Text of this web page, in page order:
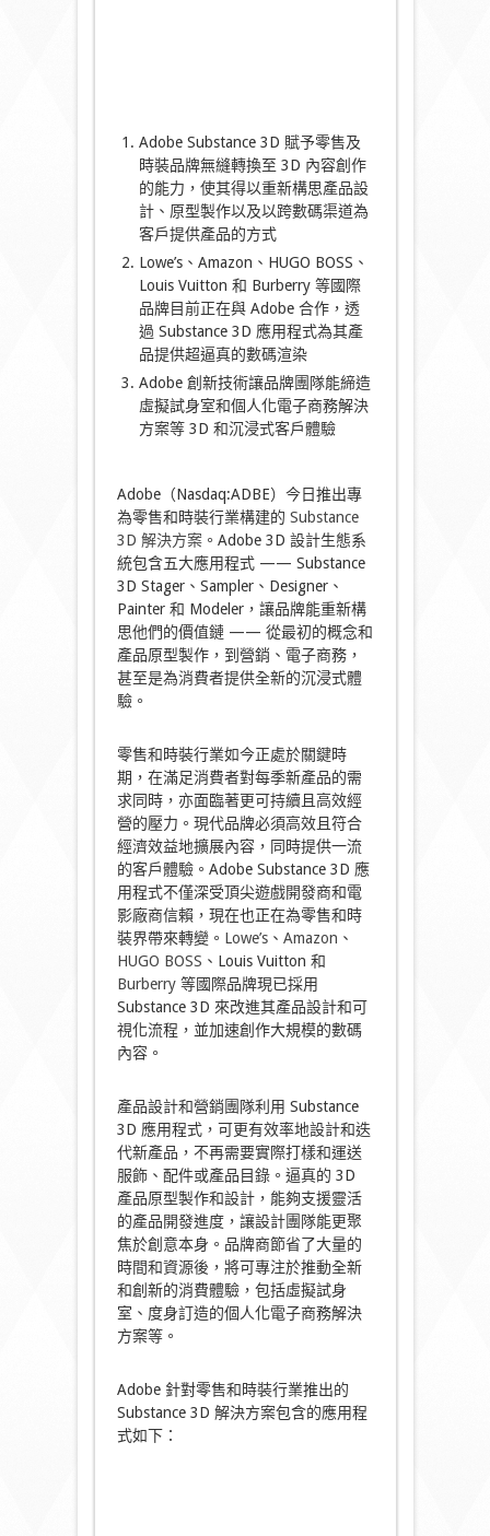
Adobe Substance 3D 賦予零售及
時裝品牌無縫轉換至 3D 內容創作
的能力，使其得以重新構思產品設
計、原型製作以及以跨數碼渠道為
客戶提供產品的方式
Lowe’s、Amazon、HUGO BOSS、
Louis Vuitton 和 Burberry 等國際
品牌目前正在與 Adobe 合作，透
過 Substance 3D 應用程式為其產
品提供超逼真的數碼渲染
Adobe 創新技術讓品牌團隊能締造
虛擬試身室和個人化電子商務解決
方案等 3D 和沉浸式客戶體驗
Adobe（Nasdaq:ADBE）今日推出專
為零售和時裝行業構建的 Substance
3D 解決方案。Adobe 3D 設計生態系
統包含五大應用程式 —— Substance
3D Stager、Sampler、Designer、
Painter 和 Modeler，讓品牌能重新構
思他們的價值鏈 —— 從最初的概念和
產品原型製作，到營銷、電子商務，
甚至是為消費者提供全新的沉浸式體
驗。
零售和時裝行業如今正處於關鍵時
期，在滿足消費者對每季新產品的需
求同時，亦面臨著更可持續且高效經
營的壓力。現代品牌必須高效且符合
經濟效益地擴展內容，同時提供一流
的客戶體驗。Adobe Substance 3D 應
用程式不僅深受頂尖遊戲開發商和電
影廠商信賴，現在也正在為零售和時
裝界帶來轉變。 Lowe’s、 Amazon 、
HUGO BOSS 、Louis Vuitton 和
Burberry等國際品牌現已採用
Substance 3D 來改進其產品設計和可
視化流程，並加速創作大規模的數碼
內容。
產品設計和營銷團隊利用 Substance
3D 應用程式，可更有效率地設計和迭
代新產品，不再需要實際打樣和運送
服飾、配件或產品目錄。逼真的 3D
產品原型製作和設計，能夠支援靈活
的產品開發進度，讓設計團隊能更聚
焦於創意本身。品牌商節省了大量的
時間和資源後，將可專注於推動全新
和創新的消費體驗，包括虛擬試身
室、度身訂造的個人化電子商務解決
方案等。
Adobe 針對零售和時裝行業推出的
Substance 3D 解決方案包含的應用程
式如下：